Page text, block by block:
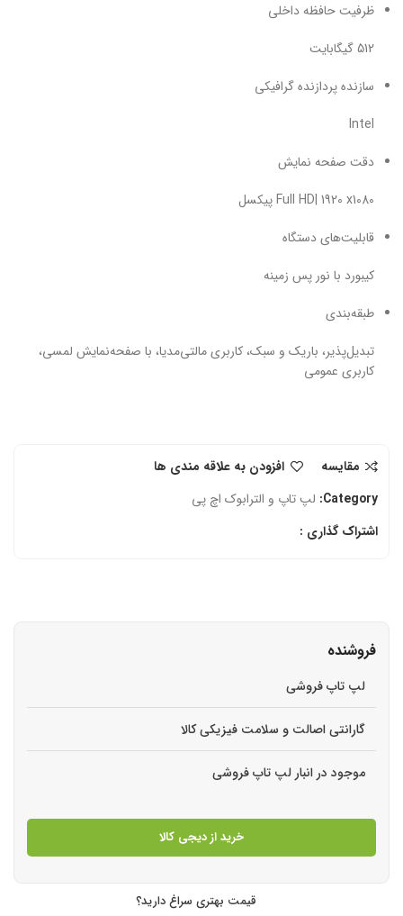
ظرفیت حافظه داخلی
512 گیگابایت
سازنده پردازنده گرافیکی
Intel
دقت صفحه نمایش
Full HD| 1920 x1080 پیکسل
قابلیت‌های دستگاه
کیبورد با نور پس زمینه
طبقه‌بندی
تبدیل‌پذیر، باریک و سبک، کاربری مالتی‌مدیا، با صفحه‌نمایش لمسی،
کاربری عمومی
مقایسه
افزودن به علاقه مندی ها
Category: لپ تاپ و الترابوک اچ‌ پی
اشتراک گذاری :
فروشنده
لپ تاپ فروشی
گارانتی اصالت و سلامت فیزیکی کالا
موجود در انبار لپ تاپ فروشی
خرید از دیجی کالا
قیمت بهتری سراغ دارید؟